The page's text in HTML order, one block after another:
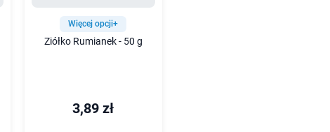
Więcej opcji+
Ziółko Rumianek - 50 g
3,89 zł